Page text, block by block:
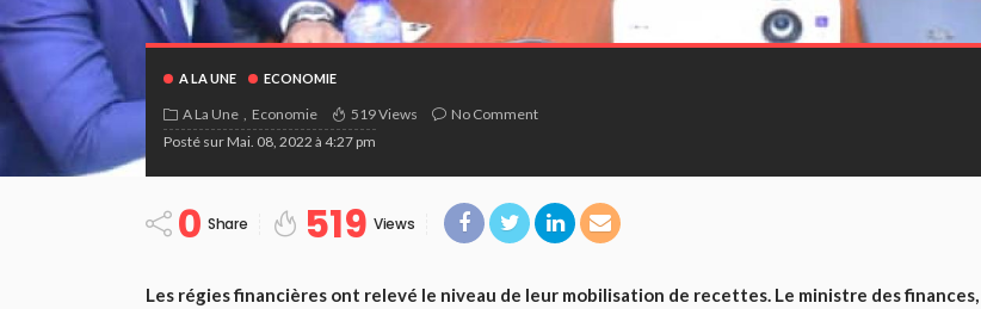
A LA UNE ECONOMIE
A La Une Economie 519 Views
No Comment
Posté sur Mai. 08, 2022 à 4:27 pm
0 Share 519 Views
Les régies financières ont relevé le niveau de leur mobilisation de recettes. Le ministre des finances,